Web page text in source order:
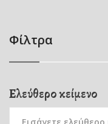
Φίλτρα
Ελεύθερο κείμενο